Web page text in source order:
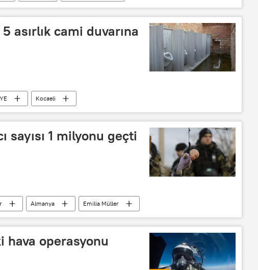
asırlık cami duvarına
Kocaeli
sayısı 1 milyonu geçti
Almanya Emilia Müller
hava operasyonu